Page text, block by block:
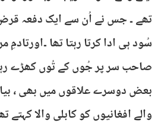
تھے ۔ جس نے اُن سے ایک دفعہ قرض
سُود ہی ادا کرتا رہتا تھا
صاحب سر پر جُوں کے تُوں کھڑے
بعض دوسرے علاقوں میں بھی ،
والے افغانیوں کو کابلی والا کہتے